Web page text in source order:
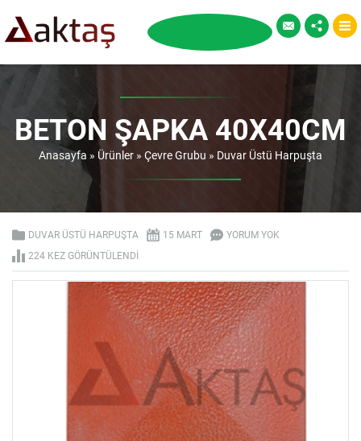
BETON ŞAPKA 40X40CM
Anasayfa » Ürünler » Çevre Grubu » Duvar Üstü Harpuşta
DUVAR ÜSTÜ HARPUŞTA 15 MART
YORUM YOK
224 KEZ GÖRÜNTÜLENDI